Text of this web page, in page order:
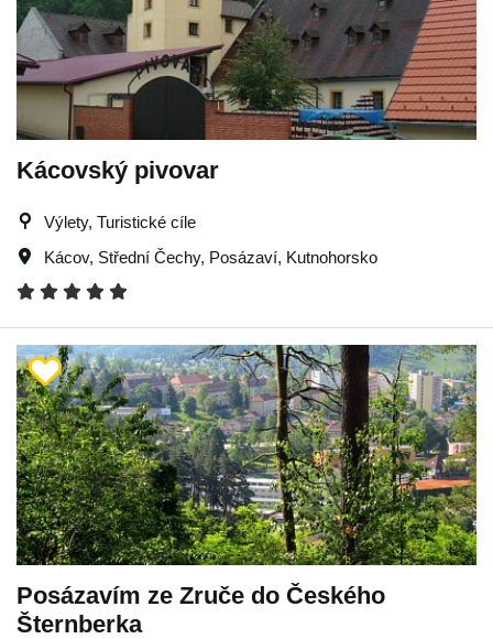
Kácovský pivovar
Výlety, Turistické cíle
Kácov, Střední Čechy, Posázaví, Kutnohorsko
Posázavím ze Zruče do Českého
Šternberka